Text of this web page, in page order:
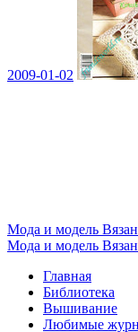
2009-01-02
Мода и модель
Мода и модель
Главная
Библиотека
Вышивание
Любимые